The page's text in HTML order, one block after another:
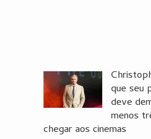
que seu
deve
menos
chegar aos cinemas